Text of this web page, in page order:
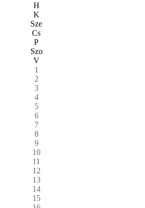
H
K
Sze
Cs
P
Szo
V
1
2
3
4
5
6
7
8
9
10
11
12
13
14
15